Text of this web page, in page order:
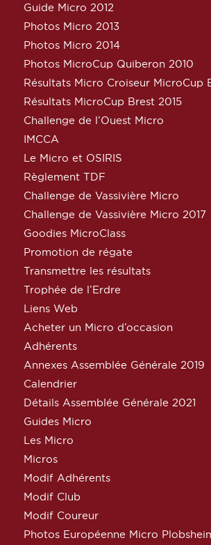
Guide Micro 2012
Photos Micro 2013
Photos Micro 2014
Photos MicroCup Quiberon 2010
Résultats Micro Croiseur MicroCup
Résultats MicroCup Brest 2015
Challenge de l’Ouest Micro
IMCCA
Le Micro et OSIRIS
Règlement TDF
Challenge de Vassivière Micro
Challenge de Vassivière Micro 2017
Goodies MicroClass
Promotion de régate
Transmettre les résultats
Trophée de l’Erdre
Liens Web
Acheter un Micro d’occasion
Adhérents
Annexes Assemblée Générale 2019
Calendrier
Détails Assemblée Générale 2021
Guides Micro
Les Micro
Micros
Modif Adhérents
Modif Club
Modif Coureur
Photos Européenne Micro